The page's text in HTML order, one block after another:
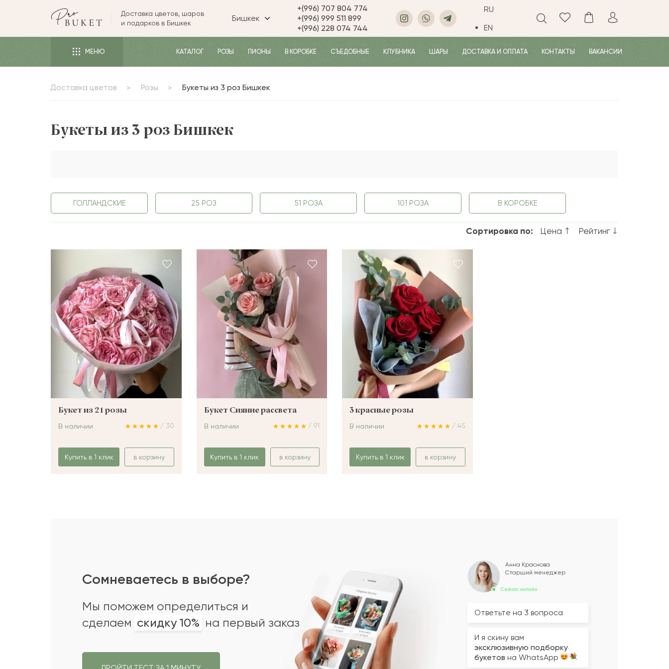
ЦВЕТЫ
РОЗЫ
ПИОНЫ
БУКЕТЫ
ПОВОД
ПОДАРКИ
Доставка цветов, шаров
и подарков в Бишкек
Бишкек
+(996) 707 804 774
+(996) 999 511 899
+(996) 228 074 744
RU
EN
МЕНЮ КАТАЛОГ РОЗЫ ПИОНЫ В КОРОБКЕ СЪЕДОБНЫЕ КЛУБНИКА ШАРЫ ДОСТАВКА И ОПЛАТА КОНТАКТЫ ВАКАНСИИ
Доставка цветов Розы Букеты из 3 роз Бишкек
Букеты из 3 роз Бишкек
ГОЛЛАНДСКИЕ 25 РОЗ 51 РОЗА 101 РОЗА В КОРОБКЕ
Сортировка по: Цена Рейтинг
Букет из 21 розы
/ 30
В наличии
Купить в 1 клик в корзину
Букет Сияние рассвета
/ 91
В наличии
Купить в 1 клик в корзину
3 красные розы
/ 45
В наличии
Купить в 1 клик в корзину
Сомневаетесь в выборе?
Мы поможем определиться и
сделаем скидку 10% на первый заказ
Сейчас онлайн
Анна Краснова
Старший менеджер
Ответьте на 3 вопроса
И я скину вам
эксклюзивную подборку
букетов на WhatsApp